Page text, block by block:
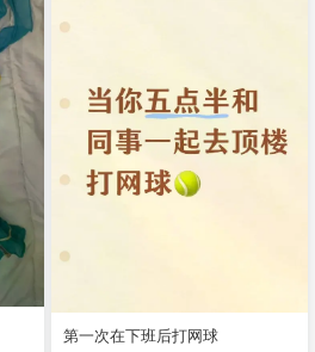
第一次在下班后打网球